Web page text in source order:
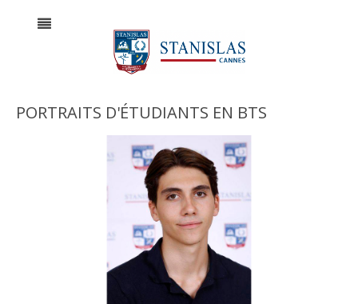
PORTRAITS D'ÉTUDIANTS EN BTS